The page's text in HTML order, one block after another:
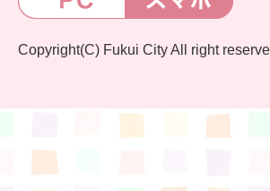
Copyright(C) Fukui City All right